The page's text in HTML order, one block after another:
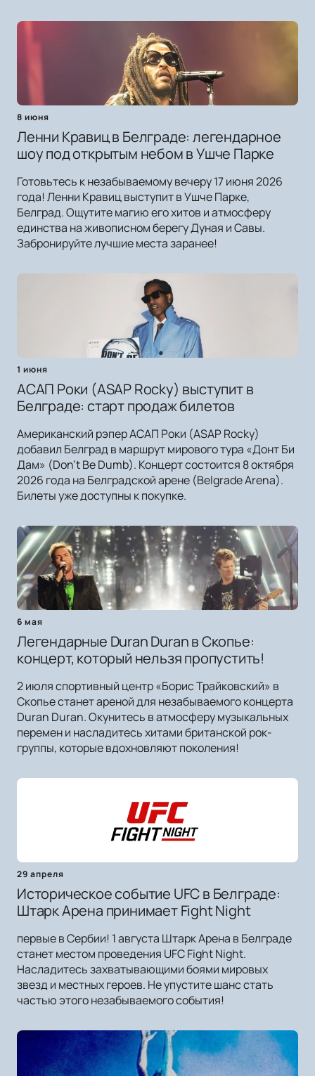
8 июня
Ленни Кравиц в Белграде: легендарное
шоу под открытым небом в Ушче Парке
Готовьтесь к незабываемому вечеру 17 июня 2026
года! Ленни Кравиц выступит в Ушче Парке,
Белград. Ощутите магию его хитов и атмосферу
единства на живописном берегу Дуная и Савы.
Забронируйте лучшие места заранее!
1 июня
АСАП Роки (ASAP Rocky) выступит в
Белграде: старт продаж билетов
Американский рэпер АСАП Роки (ASAP Rocky)
добавил Белград в маршрут мирового тура «Донт Би
Дам» (Don't Be Dumb). Концерт состоится 8 октября
2026 года на Белградской арене (Belgrade Arena).
Билеты уже доступны к покупке.
6 мая
Легендарные Duran Duran в Скопье:
концерт, который нельзя пропустить!
2 июля спортивный центр «Борис Трайковский» в
Скопье станет ареной для незабываемого концерта
Duran Duran. Окунитесь в атмосферу музыкальных
перемен и насладитесь хитами британской рок-
группы, которые вдохновляют поколения!
29 апреля
Историческое событие UFC в Белграде:
Штарк Арена принимает Fight Night
первые в Сербии! 1 августа Штарк Арена в Белграде
станет местом проведения UFC Fight Night.
Насладитесь захватывающими боями мировых
звезд и местных героев. Не упустите шанс стать
частью этого незабываемого события!